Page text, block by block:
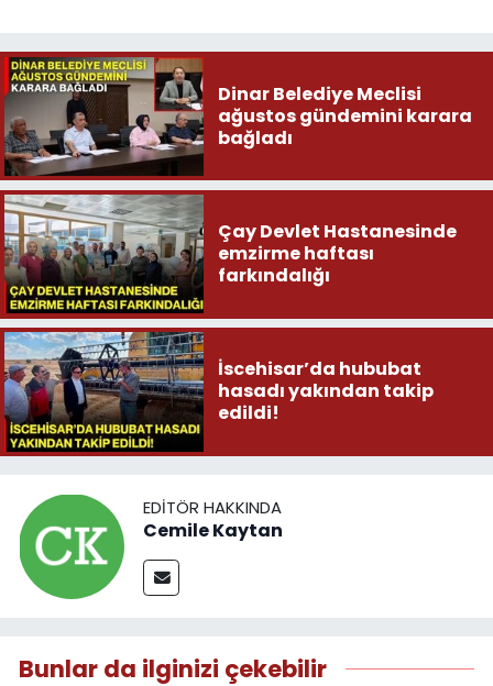
Dinar Belediye Meclisi
ağustos gündemini karara
bağladı
Çay Devlet Hastanesinde
emzirme haftası
farkındalığı
İscehisar’da hububat
hasadı yakından takip
edildi!
EDITÖR HAKKINDA
Cemile Kaytan
Bunlar da ilginizi çekebilir